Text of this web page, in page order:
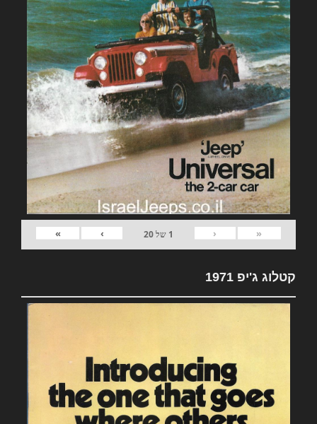
«
‹
1 של20
›
»
קטלוג ג'יפ 1971